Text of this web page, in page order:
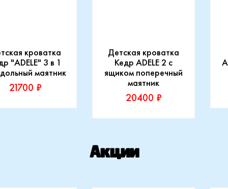
кроватка
"ADELE" 3 в 1
маятник
21700 ₽
Детская кроватка
Кедр ADELE 2 с
ящиком поперечный
маятник
20400 ₽
Производитель:
Купить
Акции